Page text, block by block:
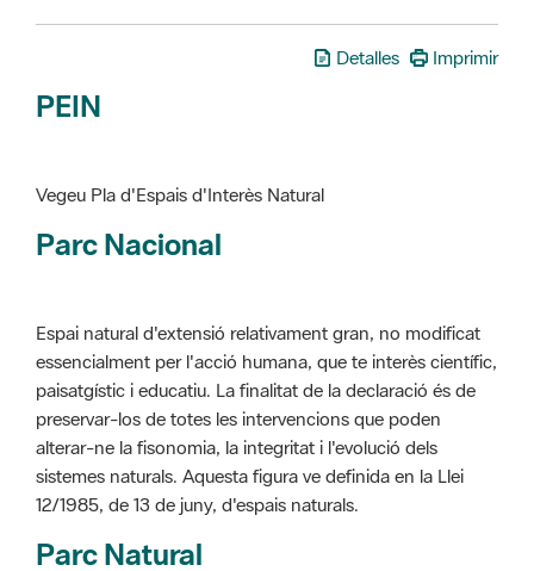
PEIN
Vegeu Pla d'Espais d'Interès Natural
Espai natural d'extensió relativament gran, no modificat
preservar-los de totes les intervencions que poden
alterar-ne la fisonomia, la integritat i l'evolució dels
sistemes naturals. Aquesta figura ve definida en la Llei
12/1985, de 13 de juny, d'espais naturals.
Parc Natural
Espais natural que presenta valors naturals qualificats, la